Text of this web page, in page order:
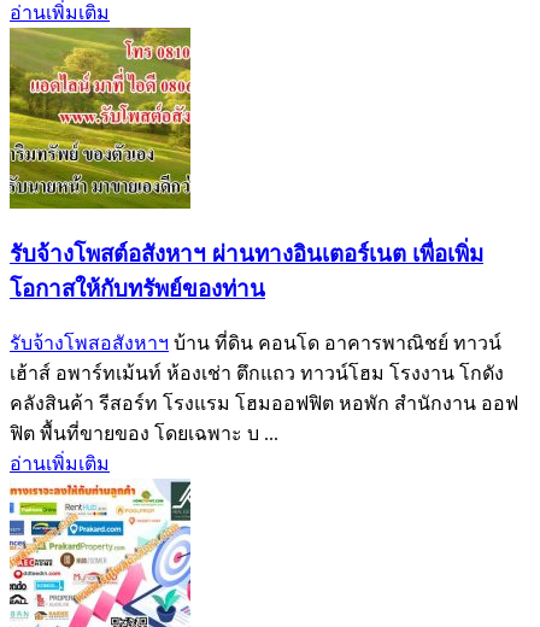
อ่านเพิ่มเติม
รับจ้างโพสต์อสังหาฯ ผ่านทางอินเตอร์เนต เพื่อเพิ่ม
โอกาสให้กับทรัพย์ของท่าน
รับจ้างโพสอสังหาฯ บ้าน ที่ดิน คอนโด อาคารพาณิชย์ ทาวน์
เฮ้าส์ อพาร์ทเม้นท์ ห้องเช่า ตึกแถว ทาวน์โฮม โรงงาน โกดัง
คลังสินค้า รีสอร์ท โรงแรม โฮมออฟฟิต หอพัก สำนักงาน ออฟ
ฟิต พื้นที่ขายของ โดยเฉพาะ บ ...
อ่านเพิ่มเติม